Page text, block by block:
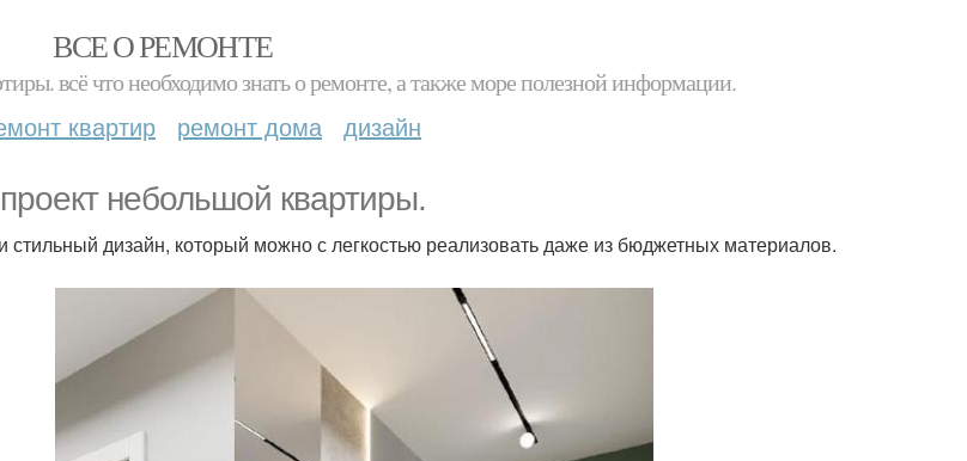
ВСЕ О РЕМОНТЕ
всё что необходимо знать о ремонте, а также море полезной информации.
квартир ремонт дома дизайн
небольшой квартиры.
стильный дизайн, который можно с легкостью реализовать даже из бюджетных материалов.